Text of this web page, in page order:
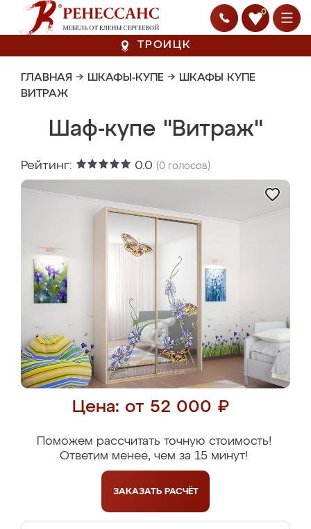
0
ТРОИЦК
ГЛАВНАЯ → ШКАФЫ-КУПЕ → ШКАФЫ КУПЕ
ВИТРАЖ
Шаф-купе "Витраж"
Рейтинг: 0.0 (0 голосов)
Цена: от 52 000 ₽
Поможем рассчитать точную стоимость!
Ответим менее, чем за 15 минут!
ЗАКАЗАТЬ РАСЧЁТ